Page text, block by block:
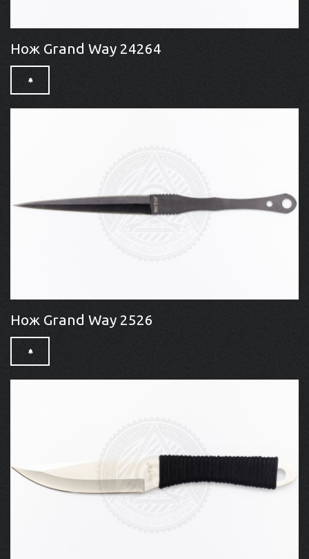
Нож Grand Way 24264
Нож Grand Way 2526